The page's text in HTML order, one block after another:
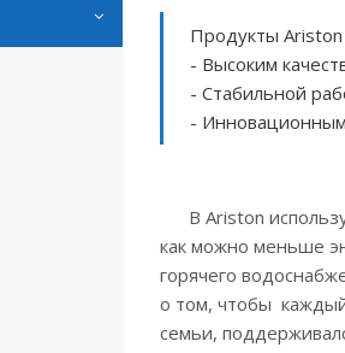
Продукты Ariston
- Высоким
- Стабильной
-
В Ariston
как можно меньше
горячего
о том, чтобы
семьи,